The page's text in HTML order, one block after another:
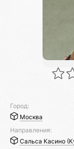
Город:
Москва
Направления:
Сальса Касино